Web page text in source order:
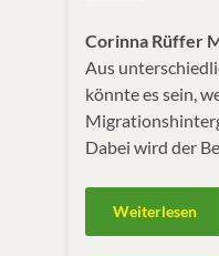
Corinna Rüffer
Aus
könnte es sein,
Dabei wird der
Weiterlesen